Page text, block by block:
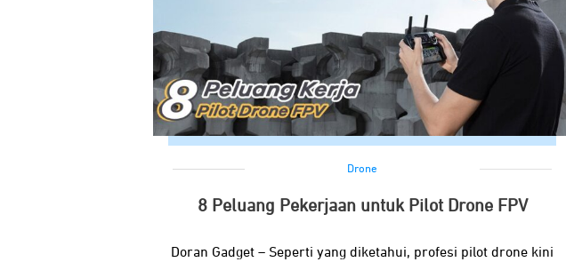
Drone
8 Peluang Pekerjaan untuk Pilot Drone FPV
Doran Gadget – Seperti yang diketahui, profesi pilot drone kini